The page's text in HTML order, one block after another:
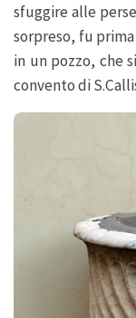
sfuggire alle
sorpreso, fu
in un pozzo, che
convento di